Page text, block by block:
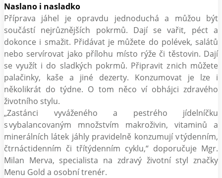
Naslano i nasladko
Příprava jáhel je opravdu jednoduchá a můžou být
součástí nejrůznějších pokrmů. Dají se vařit, péct a
dokonce i smažit. Přidávat je můžete do polévek, salátů
nebo servírovat jako přílohu místo rýže či těstovin. Dají
se využít i do sladkých pokrmů. Připravit z nich můžete
palačinky, kaše a jiné dezerty. Konzumovat je lze i
několikrát do týdne. O tom něco ví obhájci zdravého
životního stylu.
„Zastánci vyváženého a pestrého jídelníčku
s vybalancovaným množstvím makroživin, vitaminů a
minerálních látek jáhly pravidelně konzumují v týdenním,
čtrnáctidenním či třítýdenním cyklu,“ doporučuje Mgr.
Milan Merva, specialista na zdravý životní styl značky
Menu Gold a osobní trenér.